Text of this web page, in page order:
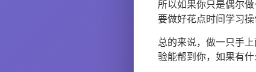
所以如果你只是偶尔
要做好花点时间学习操
总的来说，做一只手
验能帮到你，如果有什